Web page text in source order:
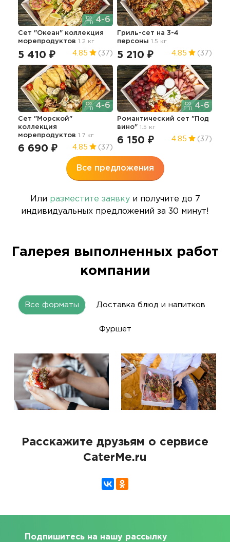
4-6
Сет "Океан" коллекция
морепродуктов 1.2 кг
5 410 ₽ 4.85 (37)
Гриль-сет на 3-4
персоны 1.5 кг
5 210 ₽ 4.85 (37)
4-6
Сет "Морской"
коллекция
морепродуктов 1.7 кг
6 690 ₽ 4.85 (37)
4-6
Романтический сет "Под
вино" 1.5 кг
6 150 ₽ 4.85 (37)
Все предложения
Или разместите заявкуи получите до 7
индивидуальных предложений за 30 минут!
Галерея выполненных работ
компании
Все форматы Доставка блюд и напитков
Фуршет
Расскажите друзьям о сервисе
CaterMe.ru
Подпишитесь на нашу рассылку